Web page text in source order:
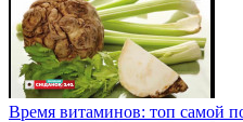
Время витаминов: топ самой